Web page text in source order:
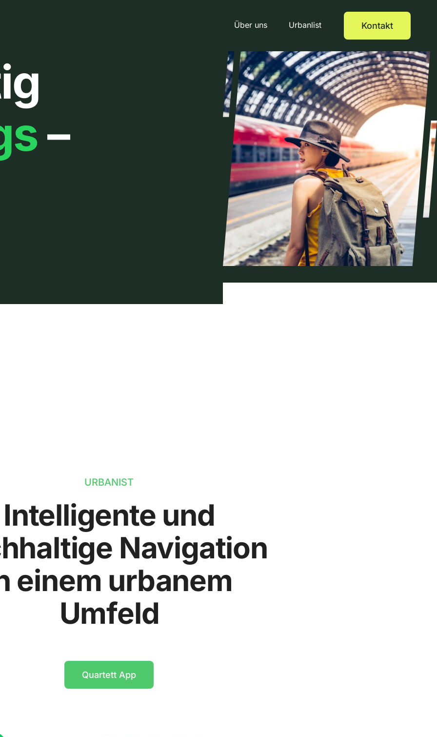
Über uns Urbanlist Kontakt
–
URBANIST
Intelligente und
Navigation
einem urbanem
Umfeld
Quartett App